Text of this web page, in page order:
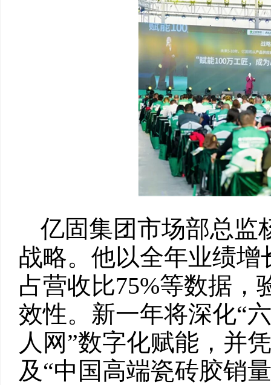
亿固集团市场部总监
战略。他以全年业绩增
占营收比75%等数据，
效性。新一年将深化“
人网”数字化赋能，并
及“中国高端瓷砖胶销